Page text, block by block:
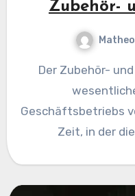
Zubehör-
Matheo
Der Zubehör- und Teileverkauf stellt einen
Geschäftsbetriebs
Zeit, in der